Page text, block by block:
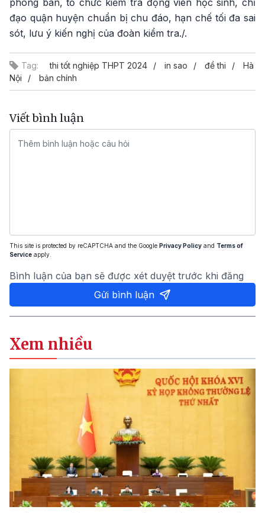
phòng ban, tổ chức kiểm tra động viên học sinh, chỉ
đạo quận huyện chuẩn bị chu đáo, hạn chế tối đa sai
sót, lưu ý kiến nghị của đoàn kiểm tra./.
Tag: thi tốt nghiệp THPT 2024 in sao đề thi
Hà
Nội
bản chính
Viết bình luận
This site is protected by reCAPTCHA and the Google Privacy Policy and Terms of
Service apply.
Bình luận của bạn sẽ được xét duyệt trước khi đăng
Gửi bình luận
Xem nhiều